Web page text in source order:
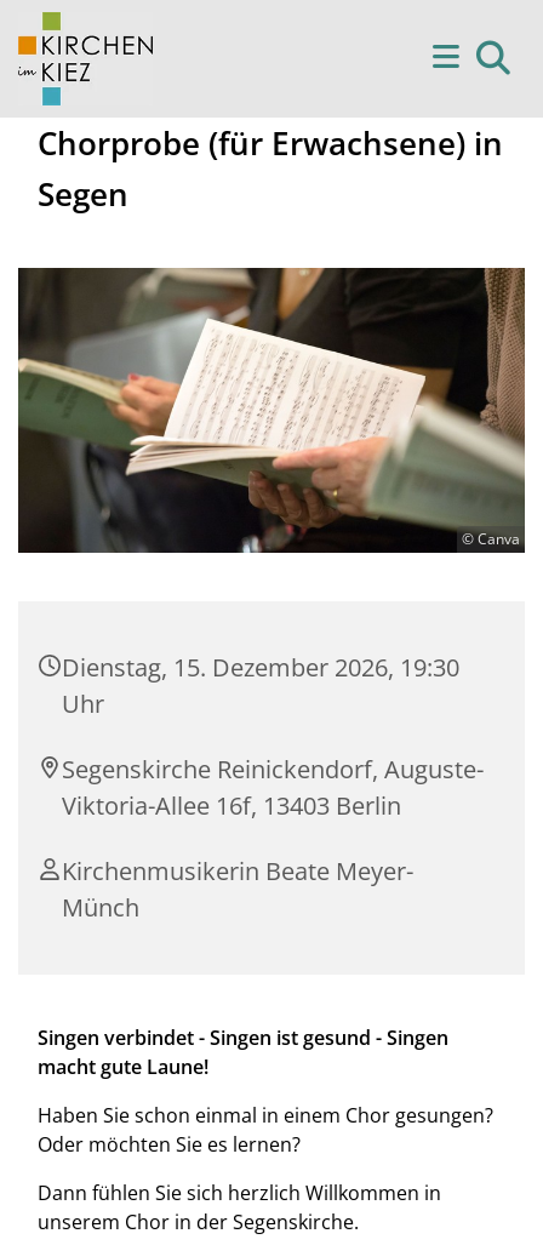
Chorprobe (für Erwachsene) in
Segen
© Canva
Dienstag, 15. Dezember 2026, 19:30
Uhr
Segenskirche Reinickendorf, Auguste-
Viktoria-Allee 16f, 13403 Berlin
Kirchenmusikerin Beate Meyer-
Münch
Singen verbindet - Singen ist gesund - Singen
macht gute Laune!
Haben Sie schon einmal in einem Chor gesungen?
Oder möchten Sie es lernen?
Dann fühlen Sie sich herzlich Willkommen in
unserem Chor in der Segenskirche.